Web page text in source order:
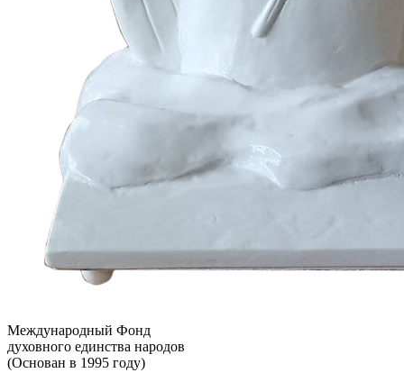
Международный Фонд
духовного единства народов
(Основан в 1995 году)